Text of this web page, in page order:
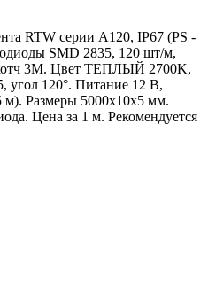
RTW серии A120, IP67 (PS -
SMD 2835, 120 шт/м,
3M. Цвет ТЕПЛЫЙ 2700K,
угол 120°. Питание 12 В,
Размеры 5000x10x5 мм.
Цена за 1 м. Рекомендуется